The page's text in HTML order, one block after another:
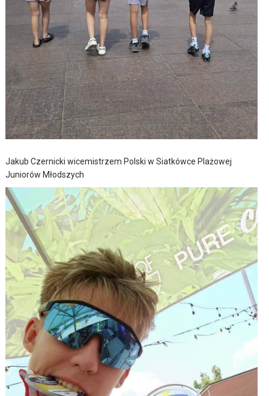
Jakub Czernicki wicemistrzem Polski w Siatkówce Plażowej
Juniorów Młodszych